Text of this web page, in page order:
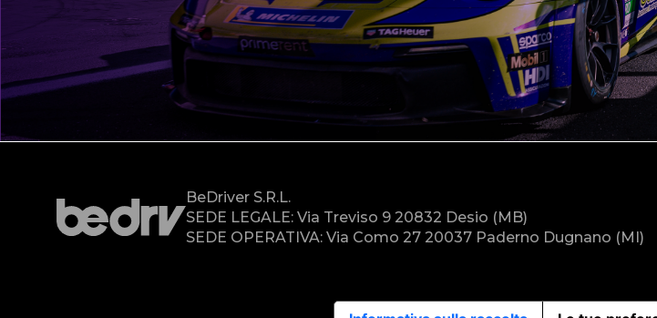
BeDriver S.r.l.
SEDE LEGALE: Via Treviso 9 20832 Desio (MB)
SEDE OPERATIVA: Via Como 27 20037 Paderno Dugnano (MI)